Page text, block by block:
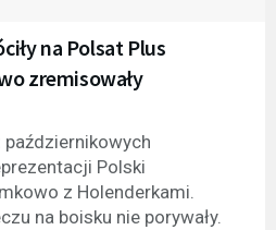
na Polsat Plus
zremisowały
Polski
z Holenderkami.
na boisku nie porywały.